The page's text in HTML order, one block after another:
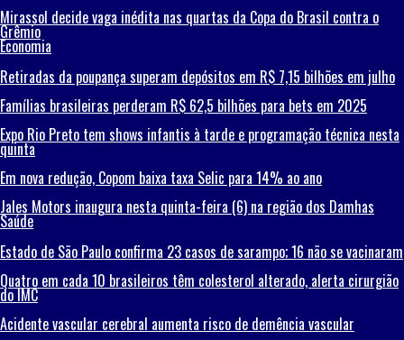
Mirassol decide vaga inédita nas quartas da Copa do Brasil contra o
Grêmio
Economia
Retiradas da poupança superam depósitos em R$ 7,15 bilhões em julho
Famílias brasileiras perderam R$ 62,5 bilhões para bets em 2025
Expo Rio Preto tem shows infantis à tarde e programação técnica nesta
quinta
Em nova redução, Copom baixa taxa Selic para 14% ao ano
Jales Motors inaugura nesta quinta-feira (6) na região dos Damhas
Saúde
Estado de São Paulo confirma 23 casos de sarampo; 16 não se vacinaram
Quatro em cada 10 brasileiros têm colesterol alterado, alerta cirurgião
do IMC
Acidente vascular cerebral aumenta risco de demência vascular